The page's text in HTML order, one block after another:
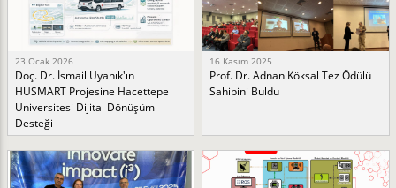
23 Ocak 2026
Doç. Dr. İsmail Uyanık'ın
HÜSMART Projesine Hacettepe
Üniversitesi Dijital Dönüşüm
Desteği
16 Kasım 2025
Prof. Dr. Adnan Köksal Tez Ödülü
Sahibini Buldu